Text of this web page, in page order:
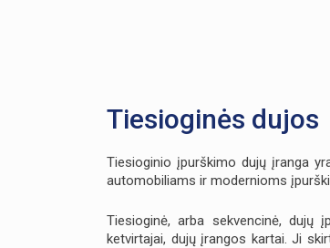
Tiesioginės dujos
Tiesioginio įpurškimo dujų įranga
automobiliams ir modernioms
Tiesioginė, arba sekvencinė, dujų
ketvirtajai, dujų įrangos kartai. Ji